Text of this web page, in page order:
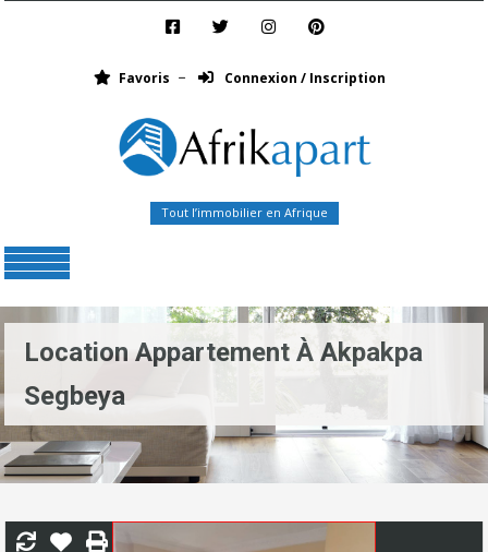
Favoris Connexion / Inscription
Tout l’immobilier en Afrique
Location Appartement À Akpakpa
Segbeya